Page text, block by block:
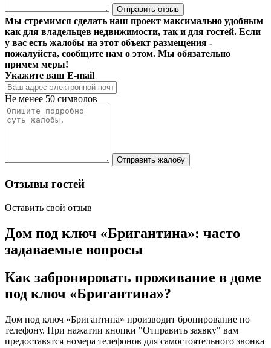
Отправить отзыв
Мы стремимся сделать наш проект максимально удобным
как для владельцев недвижимости, так и для гостей. Если
у вас есть жалобы на этот объект размещения -
пожалуйста, сообщите нам о этом. Мы обязательно
примем меры!
Укажите ваш E-mail
Не менее 50 символов
Отправить жалобу
Отзывы гостей
Оставить свой отзыв
Дом под ключ «Бригантина»: часто
задаваемые вопросы
Как забронировать проживание в доме
под ключ «Бригантина»?
Дом под ключ «Бригантина» производит бронирование по
телефону. При нажатии кнопки "Отправить заявку" вам
предоставятся номера телефонов для самостоятельного звонка